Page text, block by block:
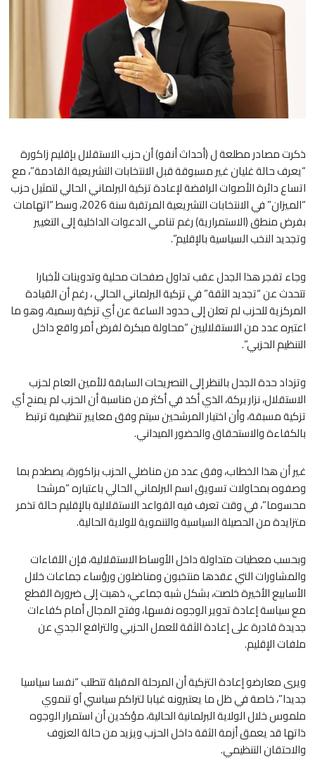
ذكرت مصادر مطلعة ل (أحداث أنفو) أن حزب الاستقلال بإقليم زاكورة
“يعرف حالة غليان غير مسبوقة قبل الانتخابات التشريعية القادمة”، مع
اتساع دائرة الأصوات الرافضة لإعادة تزكية البرلماني الحالي لتمثيل حزب
“الميزان” في الانتخابات التشريعية المرتقبة سنة 2026، وسط “اتهامات
بفرض منطق (الاستمرارية) رغم تنامي الدعوات الداخلية إلى التغيير
وتجديد النخب السياسية بالإقليم”.
وجاء تفجر هذا الجدل عقب تداول صفحات محلية وتدوينات لأخبارا
تتحدث عن “تجديد الثقة” في تزكية البرلماني الحالي ، رغم أن القيادة
المركزية للحزب لم تعلن إلى حدود الساعة عن أي تزكية رسمية، وهو ما
اعتبره عدد من الاستقلاليين “محاولة مبكرة لفرض أمر واقع داخل
التنظيم الحزبي”.
وتزداد حدة الجدل بالنظر إلى التصريحات السابقة للأمين العام لحزب
الاستقلال، نزار بركة، الذي أكد في أكثر من مناسبة أن الحزب لم يمنح أي
تزكية مسبقة، وأن اختيار المرشحين سيتم وفق معايير تنظيمية ترتبط
بالكفاءة والاستحقاق والحضور الميداني.
غير أن هذا الخطاب، وفق عدد من مناضلي الحزب بزاكورة، يصطدم بما
وصفوه بمحاولات تسويق اسم البرلماني الحالي باعتباره “مرشحا
محسوما”، في وقت تعرف فيه القواعد الاستقلالية بالإقليم حالة تذمر
متزايدة من الحصيلة السياسية والتنموية للولاية الحالية.
وبحسب معطيات متداولة داخل الأوساط الاستقلالية، فإن اللقاءات
والمشاورات التي عقدها منتخبون ومناضلون ورؤساء جماعات خلال
الأسابيع الأخيرة خلصت، بشكل شبه جماعي، ذهبت إلى ضرورة القطع
مع سياسة إعادة تدوير الوجوه نفسها، وفتح المجال أمام كفاءات
جديدة قادرة على إعادة الثقة للعمل الحزبي والترافع الجدي عن
ملفات الإقليم.
ويرى معارضو إعادة التزكية أن المرحلة المقبلة تتطلب “نفسا سياسيا
جديدا”، خاصة في ظل ما يعتبرونه غيابا لتراكم سياسي أو تنموي
ملموس خلال الولاية البرلمانية الحالية، مؤكدين أن استمرار الوجوه
ذاتها قد يعمق أزمة الثقة داخل الحزب ويزيد من حالة العزوف
والاحتقان التنظيمي.